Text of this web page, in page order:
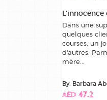
Dans une
quelques
courses, un
d'autres.
mère...
By: Barbara
AED 47.2